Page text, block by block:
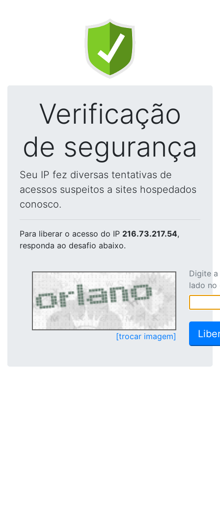
Verificação
de segurança
Seu IP fez diversas tentativas de
acessos suspeitos a sites hospedados
conosco.
Para liberar o acesso do IP 216.73.217.54,
responda ao desafio abaixo.
[trocar imagem]
Digite
lado no